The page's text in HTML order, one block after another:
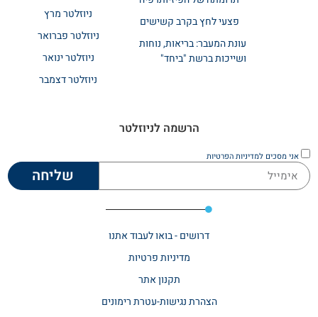
פצעי לחץ בקרב קשישים
עונת המעבר: בריאות, נוחות
ושייכות ברשת "ביחד"
ניוזלטר מרץ
ניוזלטר פברואר
ניוזלטר ינואר
ניוזלטר דצמבר
הרשמה לניוזלטר
אני מסכים למדיניות הפרטיות
שליחה
דרושים - בואו לעבוד אתנו
מדיניות פרטיות
תקנון אתר​
הצהרת נגישות-עטרת רימונים